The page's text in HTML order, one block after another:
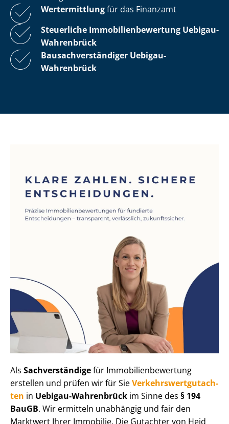
Wertermittlungfür das Finanzamt
Steuerliche Im­mo­bi­li­en­be­wer­tung Uebigau-
Wahrenbrück
Bau­sach­ver­stän­di­ger Uebigau-
Wahrenbrück
Als Sachverständigefür Im­mo­bi­li­en­be­wer­tung
erstellen und prüfen wir für SieVer­kehrs­wert­gut­ach­
ten in Uebigau-Wahrenbrück im Sinne des § 194
BauGB. Wir ermitteln unabhängig und fair den
Marktwert Ihrer Immobilie. Die Gutachter von Heid